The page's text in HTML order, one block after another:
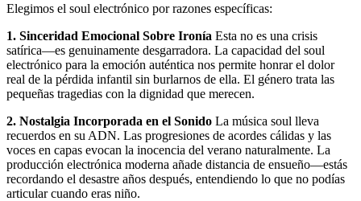
Elegimos el soul electrónico por razones específicas:
1. Sinceridad Emocional Sobre Ironía Esta no es una crisis
satírica—es genuinamente desgarradora. La capacidad del soul
electrónico para la emoción auténtica nos permite honrar el dolor
real de la pérdida infantil sin burlarnos de ella. El género trata las
pequeñas tragedias con la dignidad que merecen.
2. Nostalgia Incorporada en el Sonido La música soul lleva
recuerdos en su ADN. Las progresiones de acordes cálidas y las
voces en capas evocan la inocencia del verano naturalmente. La
producción electrónica moderna añade distancia de ensueño—estás
recordando el desastre años después, entendiendo lo que no podías
articular cuando eras niño.